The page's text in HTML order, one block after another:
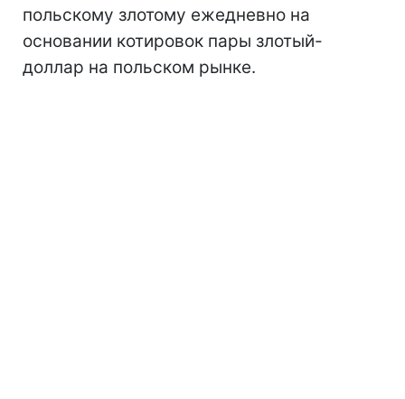
польскому злотому ежедневно на
основании котировок пары злотый-
доллар на польском рынке.